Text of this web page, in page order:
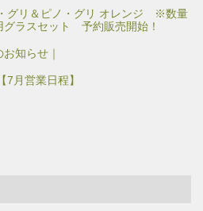
・グリ＆ピノ・グリ オレンジ ※数量
グラスセット 予約販売開始！
知らせ｜
7月営業日程】